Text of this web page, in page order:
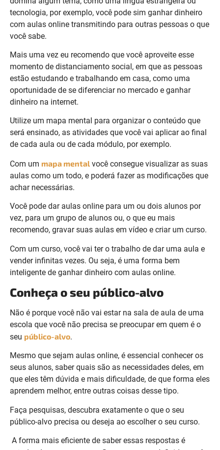
tecnologia, por exemplo, você pode sim ganhar dinheiro
com aulas online transmitindo para outras pessoas o que
você sabe.
Mais uma vez eu recomendo que você aproveite esse
momento de distanciamento social, em que as pessoas
estão estudando e trabalhando em casa, como uma
oportunidade de se diferenciar no mercado e ganhar
dinheiro na internet.
Utilize um mapa mental para organizar o conteúdo que
será ensinado, as atividades que você vai aplicar ao final
de cada aula ou de cada módulo, por exemplo.
Com um mapa mental você consegue visualizar as suas
aulas como um todo, e poderá fazer as modificações que
achar necessárias.
Você pode dar aulas online para um ou dois alunos por
vez, para um grupo de alunos ou, o que eu mais
recomendo, gravar suas aulas em vídeo e criar um curso.
Com um curso, você vai ter o trabalho de dar uma aula e
vender infinitas vezes. Ou seja, é uma forma bem
inteligente de ganhar dinheiro com aulas online.
Conheça o seu público-alvo
Não é porque você não vai estar na sala de aula de uma
escola que você não precisa se preocupar em quem é o
seu público-alvo.
Mesmo que sejam aulas online, é essencial conhecer os
seus alunos, saber quais são as necessidades deles, em
que eles têm dúvida e mais dificuldade, de que forma eles
aprendem melhor, entre outras coisas desse tipo.
Faça pesquisas, descubra exatamente o que o seu
público-alvo precisa ou deseja ao escolher o seu curso.
A forma mais eficiente de saber essas respostas é